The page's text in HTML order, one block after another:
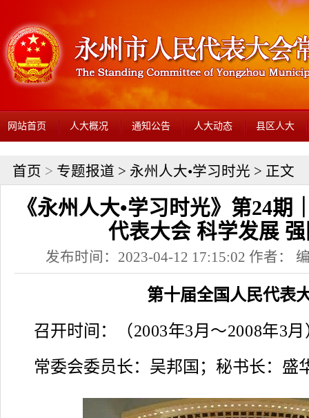
网站首页 人大概况 通知公告 人大动态 县区人大
首页 > 专题报道 > 永州人大•学习时光 > 正文
《永州人大•学习时光》第24期
代表大会 科学发展
发布时间：2023-04-12 17:15:02 作者：
第十届全国人民代表
召开时间：
（2003年3月～2008年3
常委会委员长： 吴邦国；秘书长：盛